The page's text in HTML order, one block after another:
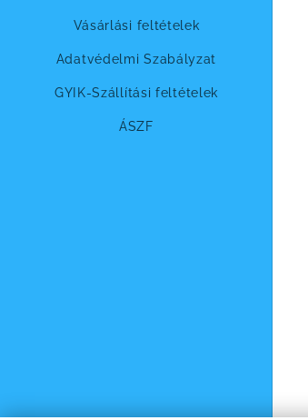
Vásárlási feltételek
Adatvédelmi Szabályzat
GYIK-Szállítási feltételek
ÁSZF